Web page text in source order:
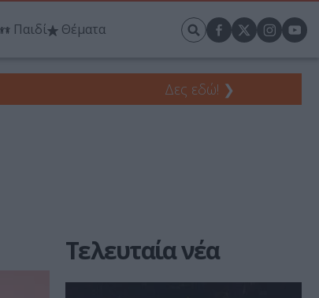
Παιδί Θέματα
Δες εδώ! ❯
Τελευταία νέα